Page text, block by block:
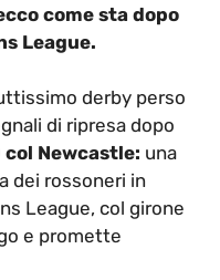
come sta dopo
League.
derby perso
di ripresa dopo
Newcastle: una
dei rossoneri in
League, col girone
e promette